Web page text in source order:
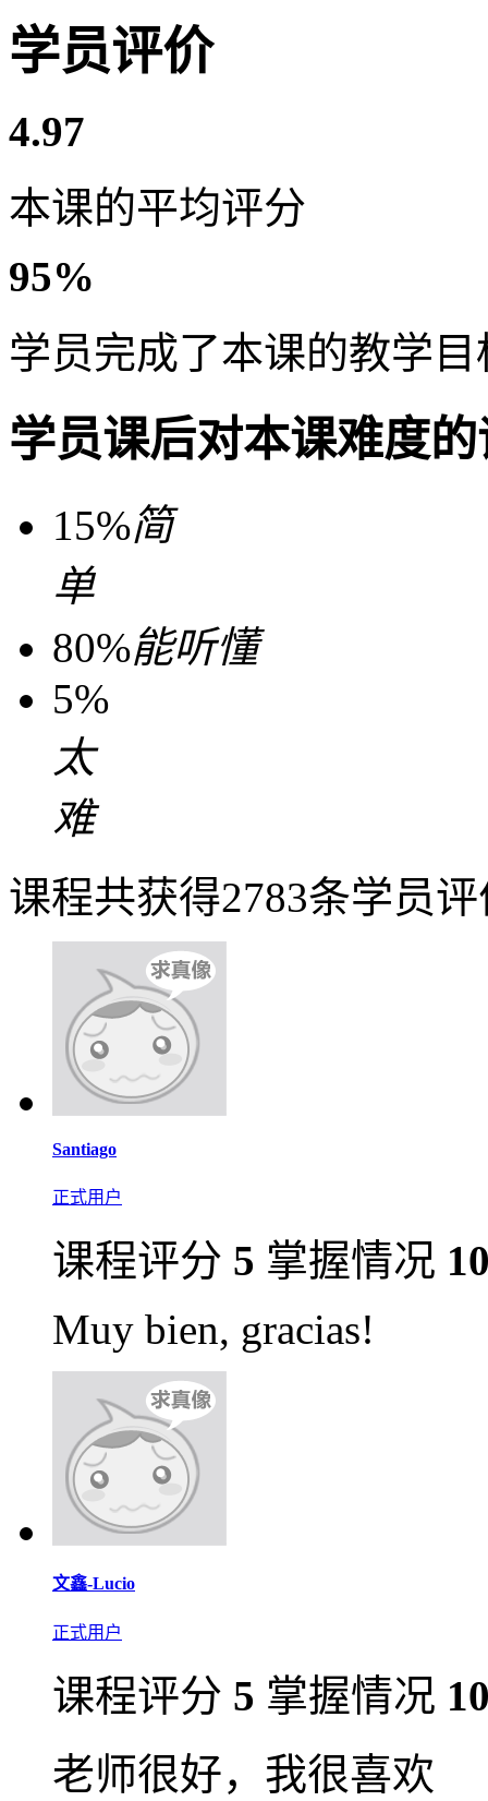
学员评价
4.97
本课的平均评分
95%
学员完成了本课的教学目
学员课后对本课难度
15%简
单
80%能听懂
5%
太
难
课程共获得2783条学员
Santiago
正式用户
课程评分 5 掌握情况
Muy bien, gracias!
文鑫-Lucio
正式用户
课程评分 5 掌握情况
老师很好，我很喜欢